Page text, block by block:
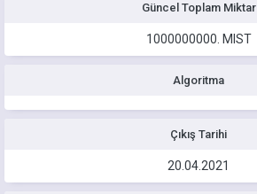
Güncel Toplam Miktar
1000000000. MIST
Algoritma
Çıkış Tarihi
20.04.2021